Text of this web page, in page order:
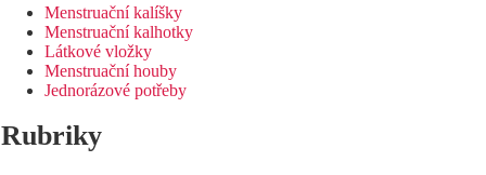
Menstruační kalíšky
Menstruační kalhotky
Látkové vložky
Menstruační houby
Jednorázové potřeby
Rubriky